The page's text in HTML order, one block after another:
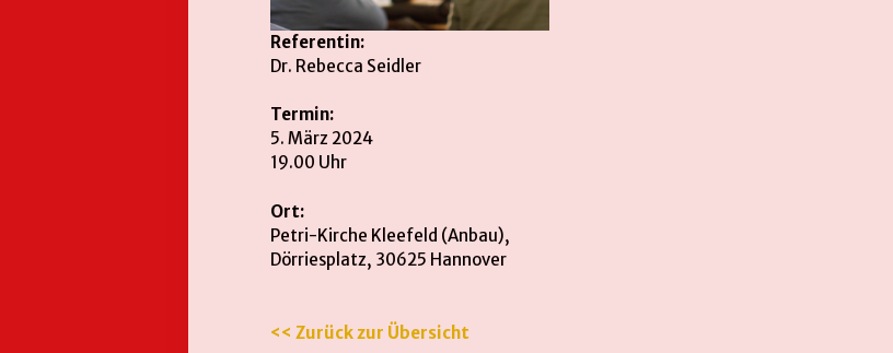
Referentin:
Dr. Rebecca Seidler
Termin:
5. März 2024
19.00 Uhr
Ort:
Petri-Kirche Kleefeld (Anbau),
Dörriesplatz, 30625 Hannover
<< Zurück zur Übersicht